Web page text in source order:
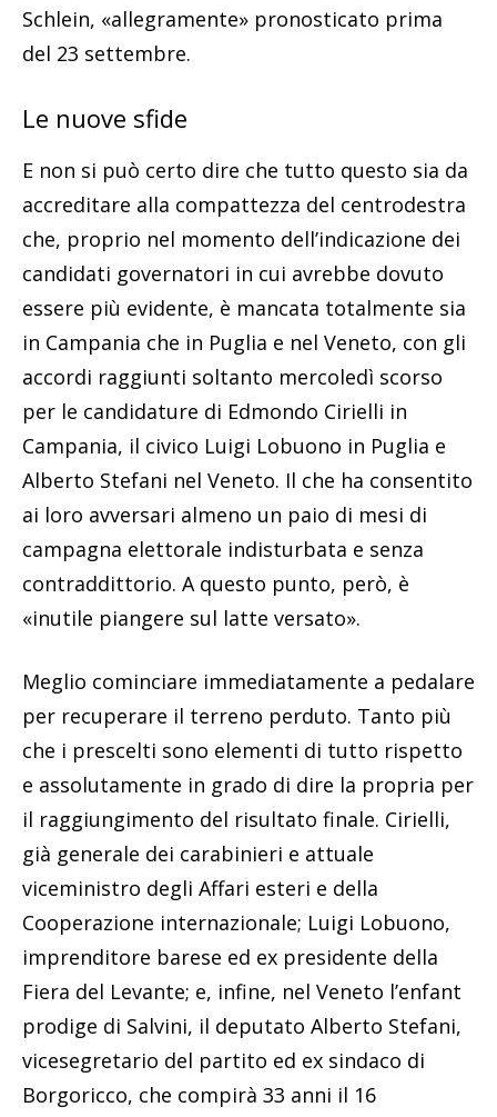
Schlein, «allegramente» pronosticato prima
del 23 settembre.
Le nuove sfide
E non si può certo dire che tutto questo sia da
accreditare alla compattezza del centrodestra
che, proprio nel momento dell’indicazione dei
candidati governatori in cui avrebbe dovuto
essere più evidente, è mancata totalmente sia
in Campania che in Puglia e nel Veneto, con gli
accordi raggiunti soltanto mercoledì scorso
per le candidature di Edmondo Cirielli in
Campania, il civico Luigi Lobuono in Puglia e
Alberto Stefani nel Veneto. Il che ha consentito
ai loro avversari almeno un paio di mesi di
campagna elettorale indisturbata e senza
contraddittorio. A questo punto, però, è
«inutile piangere sul latte versato».
Meglio cominciare immediatamente a pedalare
per recuperare il terreno perduto. Tanto più
che i prescelti sono elementi di tutto rispetto
e assolutamente in grado di dire la propria per
il raggiungimento del risultato finale. Cirielli,
già generale dei carabinieri e attuale
viceministro degli Affari esteri e della
Cooperazione internazionale; Luigi Lobuono,
imprenditore barese ed ex presidente della
Fiera del Levante; e, infine, nel Veneto l’enfant
prodige di Salvini, il deputato Alberto Stefani,
vicesegretario del partito ed ex sindaco di
Borgoricco, che compirà 33 anni il 16